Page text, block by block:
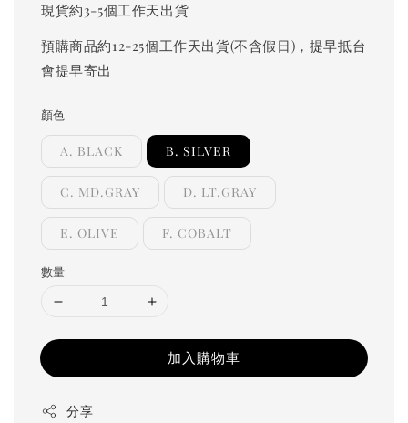
現貨約3-5個工作天出貨
預購商品約12-25個工作天出貨(不含假日)，提早抵台
會提早寄出
顏色
A. BLACK B. SILVER
C. MD.GRAY D. LT.GRAY
E. OLIVE F. COBALT
數量
加入購物車
分享